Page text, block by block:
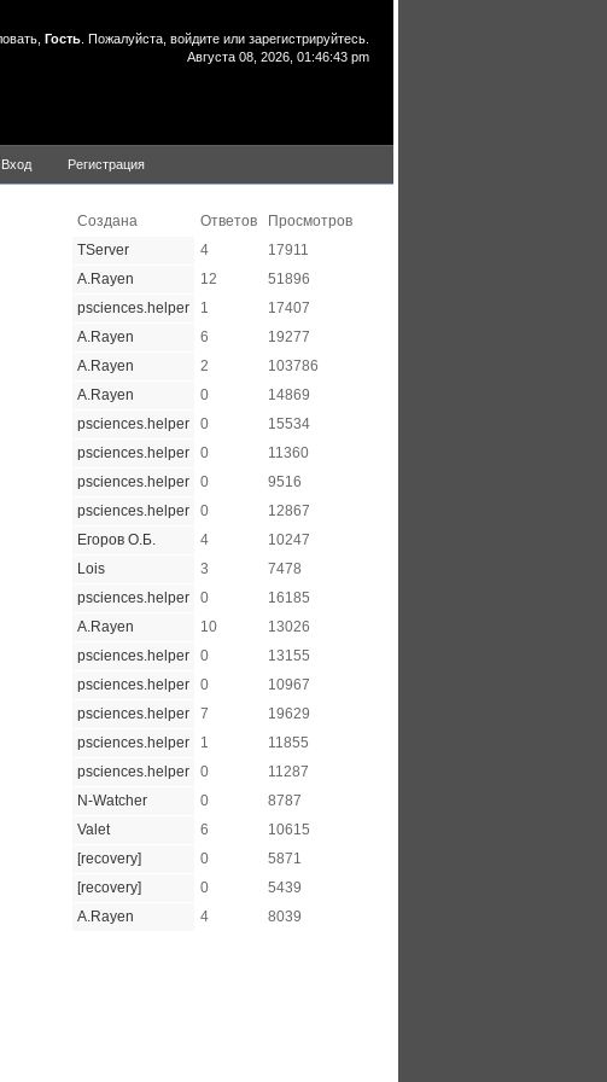
Гость . Пожалуйста, войдите или зарегистрируйтесь
Августа 08, 2026, 01:46:43 pm
Вход Регистрация
Создана Ответов
Просмотров
TServer 4
17911
A.Rayen 12
51896
psciences.helper 1
17407
A.Rayen 6
19277
A.Rayen 2
103786
A.Rayen 0
14869
psciences.helper 0
15534
psciences.helper 0
11360
psciences.helper 0
9516
psciences.helper 0
12867
Егоров О.Б. 4
10247
Lois 3
7478
psciences.helper 0
16185
A.Rayen 10
13026
psciences.helper 0
13155
psciences.helper 0
10967
psciences.helper 7
19629
psciences.helper 1
11855
psciences.helper 0
11287
N-Watcher 0
8787
Valet 6
10615
[recovery] 0
5871
[recovery] 0
5439
A.Rayen 4
8039